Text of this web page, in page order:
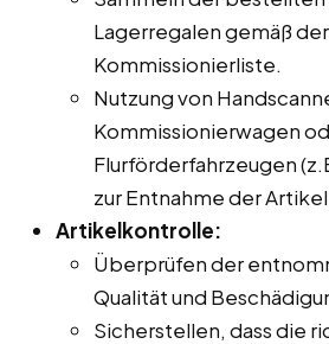
Lagerregalen gemäß der
Kommissionierliste.
Nutzung von
Kommissionierwagen
Flurförderfahrzeugen
zur Entnahme der
Artikelkontrolle:
Überprüfen der
Qualität und
Sicherstellen, dass die